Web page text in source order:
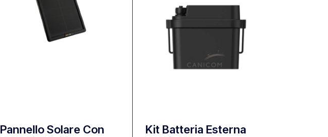
Pannello Solare Con
Kit Batteria Esterna